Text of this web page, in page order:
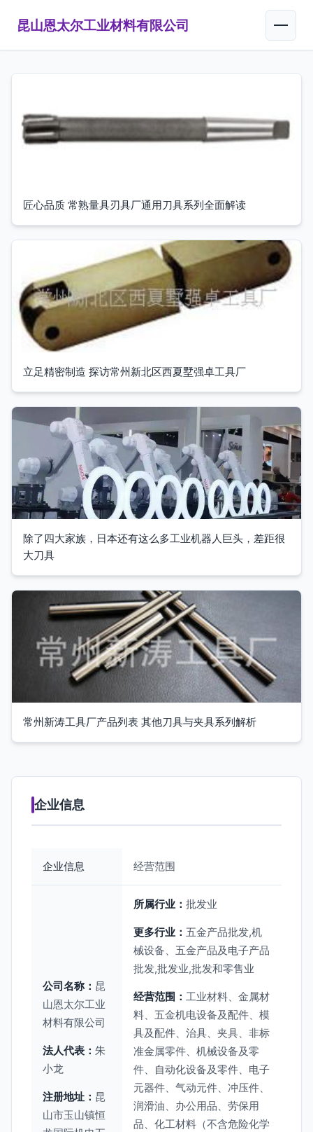
昆山恩太尔工业材料有限公司
匠心品质 常熟量具刃具厂通用刀具系列全面解读
立足精密制造 探访常州新北区西夏墅强卓工具厂
除了四大家族，日本还有这么多工业机器人巨头，差距很
大刀具
常州新涛工具厂产品列表 其他刀具与夹具系列解析
企业信息
企业信息 经营范围
公司名称： 昆
山恩太尔工业
材料有限公司
法人代表： 朱
小龙
注册地址： 昆
山市玉山镇恒
所属行业： 批发业
更多行业： 五金产品批发,机
械设备、五金产品及电子产品
批发,批发业,批发和零售业
经营范围： 工业材料、金属材
料、五金机电设备及配件、模
具及配件、治具、夹具、非标
准金属零件、机械设备及零
件、自动化设备及零件、电子
元器件、气动元件、冲压件、
润滑油、办公用品、劳保用
品、化工材料（不含危险化学